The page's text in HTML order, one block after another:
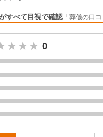
すべて目視で確認「葬儀の口
0